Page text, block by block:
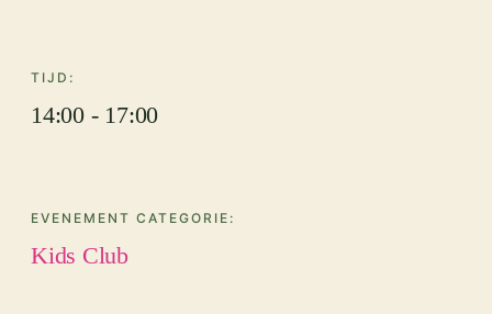
TIJD:
14:00 - 17:00
EVENEMENT CATEGORIE:
Kids Club